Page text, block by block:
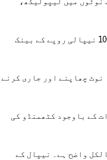
وزیر نے کہا کہ ’بینک نوٹ کے پیچھے چھپے پرانے نقشے کو تبدیل کرنے‘ کے لیے. ’100 نیپالی روپے کے بینک
نوٹ چھاپنے اور جاری کرنے
کے باوجود کٹھمنڈو کی
واضح ہے۔ نیپال کے